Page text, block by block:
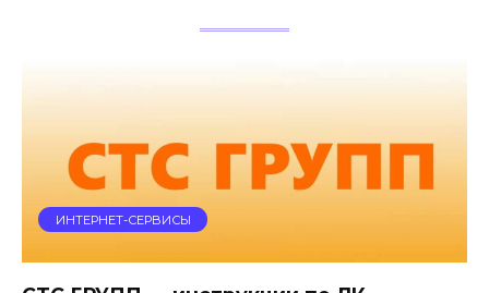
ИНТЕРНЕТ-СЕРВИСЫ